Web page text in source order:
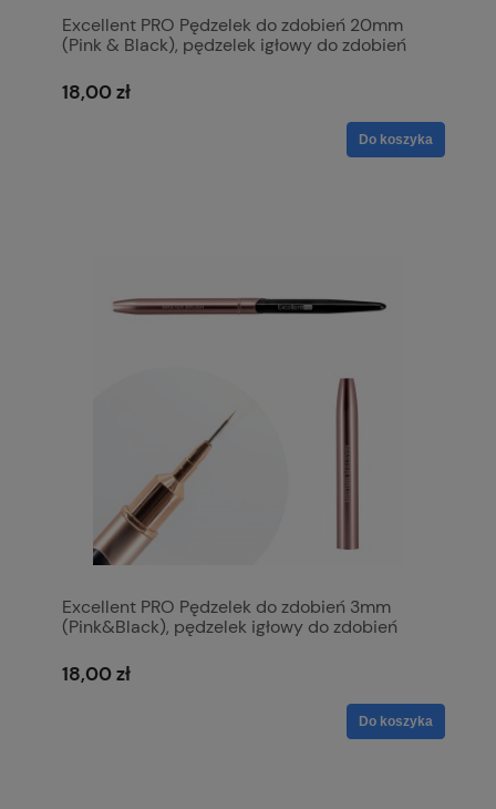
Excellent PRO Pędzelek do zdobień 20mm
(Pink & Black), pędzelek igłowy do zdobień
18,00 zł
Do koszyka
Excellent PRO Pędzelek do zdobień 3mm
(Pink&Black), pędzelek igłowy do zdobień
18,00 zł
Do koszyka